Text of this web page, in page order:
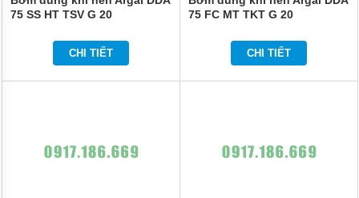
75 SS HT TSV G 20
CHI TIẾT
75 FC MT TKT G 20
CHI TIẾT